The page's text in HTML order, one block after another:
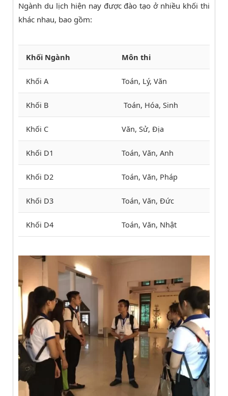
Ngành du lịch hiện nay được đào tạo ở nhiều khối thi
khác nhau, bao gồm:
Khối Ngành Môn thi
Khối A Toán, Lý, Văn
Khối B Toán, Hóa, Sinh
Khối C Văn, Sử, Địa
Khối D1 Toán, Văn, Anh
Khối D2 Toán, Văn, Pháp
Khối D3 Toán, Văn, Đức
Khối D4 Toán, Văn, Nhật